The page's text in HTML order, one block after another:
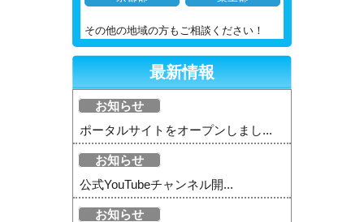
その他の地域の方もご相談ください！
最新情報
お知らせ
ポータルサイトをオープンしまし...
お知らせ
公式YouTubeチャンネル開...
お知らせ